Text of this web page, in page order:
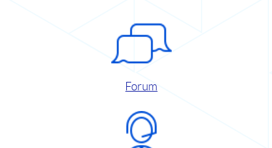
Forum